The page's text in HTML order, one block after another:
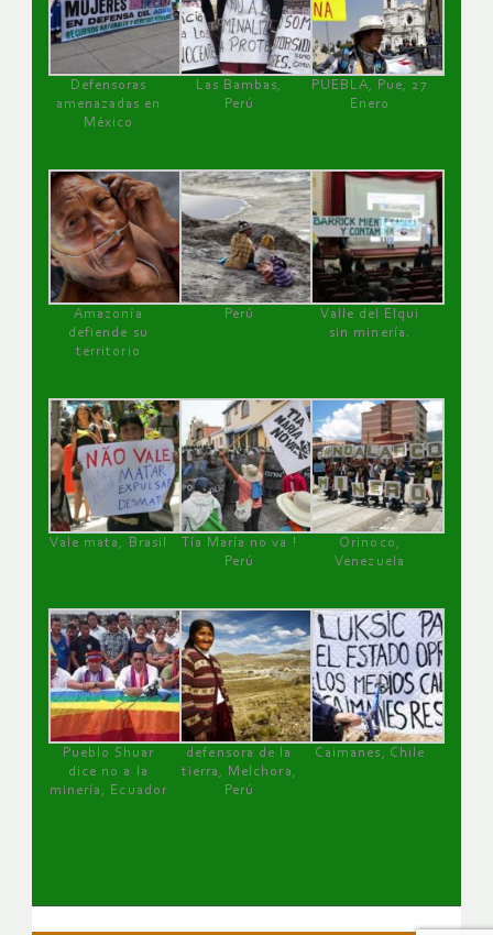
Defensoras
amenazadas en
México
Las Bambas,
Perú
PUEBLA, Pue, 27
Enero
Amazonía
defiende su
territorio
Perú
Valle del Elqui
sin minería.
Vale mata, Brasil
Tía María no va !
Perú
Orinoco,
Venezuela
Pueblo Shuar
dice no a la
minería, Ecuador
defensora de la
tierra, Melchora,
Perú
Caimanes, Chile